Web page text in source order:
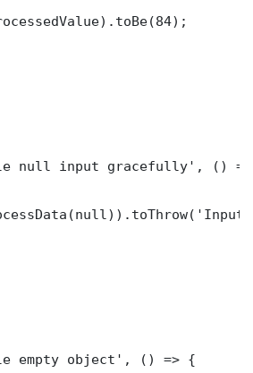
null input gracefully', ()
empty object', () => {